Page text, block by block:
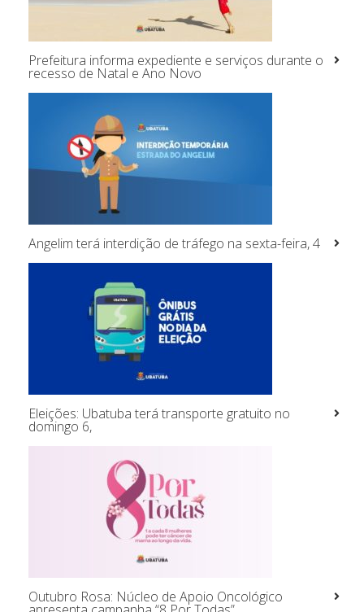
Prefeitura informa expediente e serviços durante o
recesso de Natal e Ano Novo
Angelim terá interdição de tráfego na sexta-feira, 4
Eleições: Ubatuba terá transporte gratuito no
domingo 6,
Outubro Rosa: Núcleo de Apoio Oncológico